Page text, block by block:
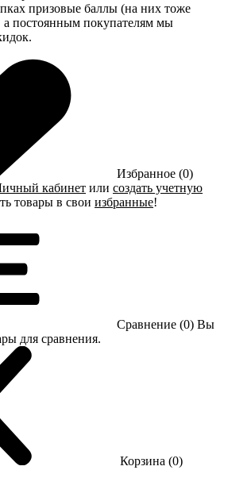
призовые баллы (на них тоже
постоянным покупателям мы
Избранное (0)
кабинет или создать учетную
товары в свои избранные!
Сравнение (0) Вы
для сравнения.
Корзина (0)